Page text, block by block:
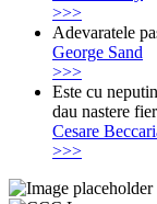
>>>
Adevaratele
George Sand
>>>
Este cu
dau nastere
Cesare
>>>